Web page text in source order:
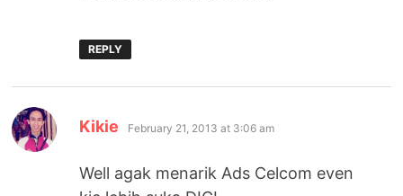
REPLY
Kikie says:
February 21, 2013 at 3:06 am
Well agak menarik Ads Celcom even